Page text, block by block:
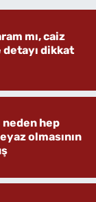
mı, caiz
dikkat
neden hep
olmasının